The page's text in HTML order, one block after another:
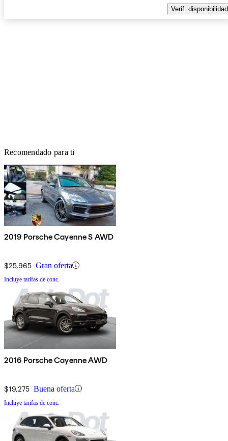
Verif. disponibilidad
Recomendado para ti
2019 Porsche Cayenne S AWD
$25,965 Gran oferta
Incluye tarifas de conc.
2016 Porsche Cayenne AWD
$19,275 Buena oferta
Incluye tarifas de conc.